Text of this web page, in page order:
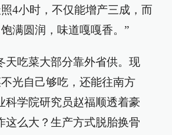
4小时，不仅能增产三成，而
满圆润，味道嘎嘎香。”
天吃菜大部分靠外省供。现
光自己够吃，还能往南方
科学院研究员赵福顺透着豪
这么大？生产方式脱胎换骨